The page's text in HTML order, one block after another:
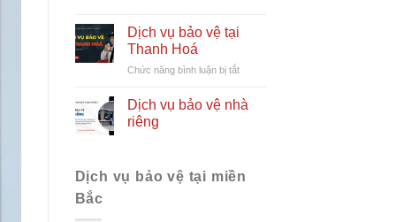
thuê
bảo
cho
Dịch vụ bảo vệ tại
Thanh Hoá
Chức năng bình luận bị tắtở
vụ
Hoá
Dịch vụ bảo vệ nhà
riêng
Dịch vụ bảo vệ tại miền
Bắc